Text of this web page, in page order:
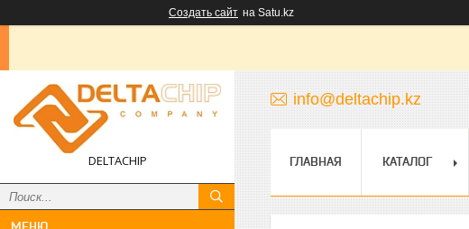
Создать сайт на Satu.kz
DELTACHIP
info@deltachip.kz
ГЛАВНАЯ КАТАЛОГ